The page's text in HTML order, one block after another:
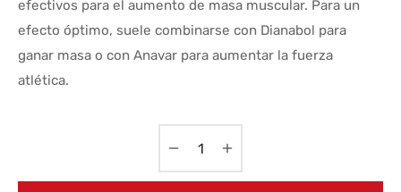
$91.18. $79.64.
efectivos para el aumento de masa muscular. Para un
efecto óptimo, suele combinarse con Dianabol para
ganar masa o con Anavar para aumentar la fuerza
atlética.